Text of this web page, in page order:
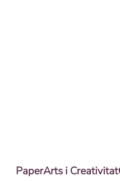
PaperArts i Creativitat